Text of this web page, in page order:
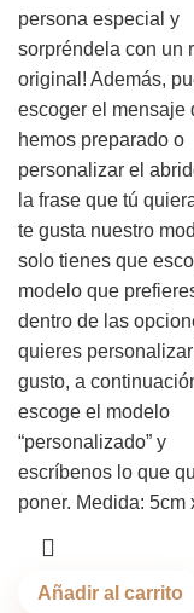
persona especial y
sorpréndela con un
original! Además,
escoger el mensaje
hemos preparado o
personalizar el
la frase que tú
te gusta nuestro
solo tienes que
modelo que
dentro de las
quieres
gusto, a
escoge el modelo
“personalizado” y
escríbenos lo que
poner. Medida: 5cm
Añadir al carrito